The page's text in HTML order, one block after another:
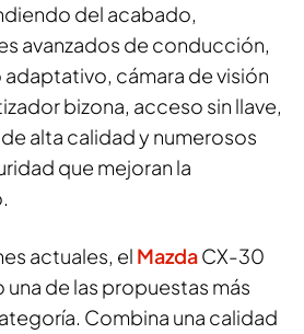
del acabado,
avanzados de conducción,
cámara de visión
bizona, acceso sin llave,
alta calidad y numerosos
que mejoran la
actuales, el MazdaCX-30
de las propuestas más
Combina una calidad